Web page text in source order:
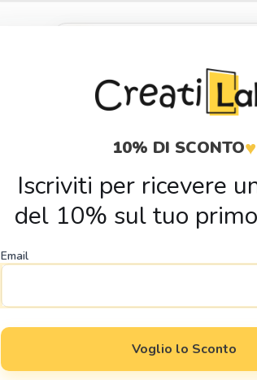
Products
IDEE REGALO
Tazza simpatica Cute but Lazy
10% DI SCONTO♥
Iscriviti per ricevere
del 10% sul tuo
Email
Voglio lo Sconto